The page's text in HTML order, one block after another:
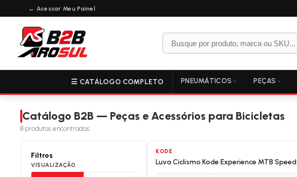
← Acessar Meu Painel
☰ CATÁLOGO COMPLETO PNEUMÁTICOS PEÇAS
Catálogo B2B — Peças e Acessórios para Bicicletas
8 produtos encontrados
Filtros
VISUALIZAÇÃO
KODE
Luva Ciclismo Kode Experience MTB Speed